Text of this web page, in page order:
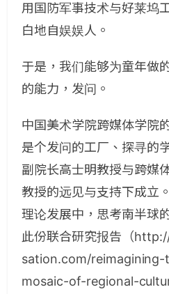
用国防军事技术与好莱坞
白地自娱娱人。
于是，我们能够为童年做
的能力，发问。
中国美术学院跨媒体学院
是个发问的工厂、探寻的
副院长高士明教授与跨媒
教授的远见与支持下成立
理论发展中，思考南半球
此份联合研究报告（
sation.com/
mosaic-of-regional-